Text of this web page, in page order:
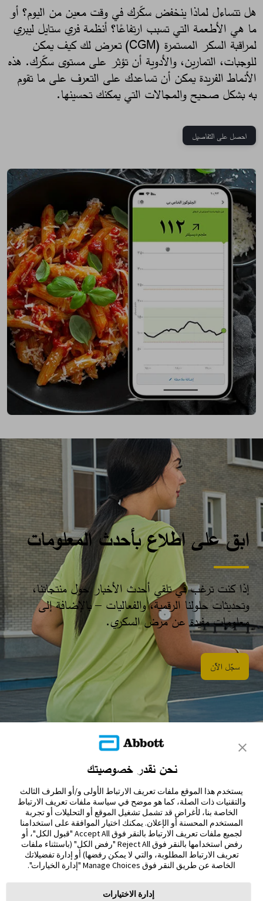
هل تتساءل لماذا ينخفض سكّرك في وقت معين من اليوم؟ أو
ما هي الأطعمة التي تسبب ارتفاعًا؟ أنظمة فري ستايل ليبري
لمراقبة السكر المستمرة (CGM) تعرض لك كيف يمكن
للوجبات، التمارين، والأدوية أن تؤثر على مستوى سكّرك. هذه
الأنماط الفريدة يمكن أن تساعدك على التعرف على ما تقوم
به بشكل صحيح والمجالات التي يمكنك تحسينها. ​
احصل على التفاصيل
ابق على اطلاع بأحدث المعلومات
إذا كنت ترغب في تلقي أحدث الأخبار حول منتجاتنا،
وتحديثات حلولنا الرقمية، والفعاليات – بالإضافة إلى
معلومات مفيدة عن مرض السكري.​
سجّل الآن​
إخلاء المسؤولية والمراجع
خريطة الموقع
نحن نقدر خصوصيتك
يستخدم هذا الموقع ملفات تعريف الارتباط الأولى و/أو الطرف الثالث
والتقنيات ذات الصلة، كما هو موضح في سياسة ملفات تعريف الارتباط
الخاصة بنا، لأغراض قد تشمل تشغيل الموقع أو التحليلات أو تجربة
المستخدم المحسنة أو الإعلان. يمكنك اختيار الموافقة على استخدامنا
لجميع ملفات تعريف الارتباط بالنقر فوق Accept All "قبول الكل"، أو
رفض استخدامها بالنقر فوق Reject All "رفض الكل" (باستثناء ملفات
تعريف الارتباط المطلوبة، والتي لا يمكن رفضها) أو إدارة تفضيلاتك
الخاصة عن طريق النقر فوق Manage Choices "إدارة الخيارات".
إدارة الاختيارات